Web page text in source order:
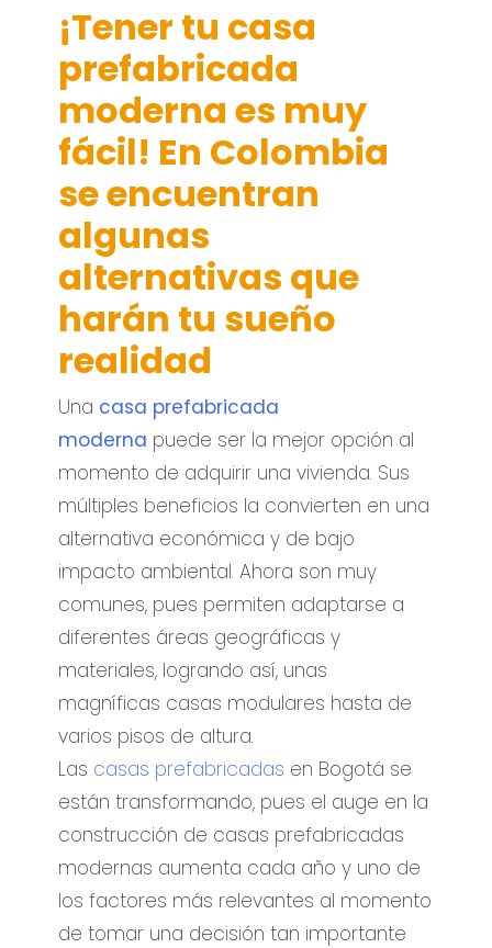
¡Tener tu casa
prefabricada
moderna es muy
fácil! En Colombia
se encuentran
algunas
alternativas que
harán tu sueño
realidad
Una casa prefabricada
moderna puede ser la mejor opción al
momento de adquirir una vivienda. Sus
múltiples beneficios la convierten en una
alternativa económica y de bajo
impacto ambiental. Ahora son muy
comunes, pues permiten adaptarse a
diferentes áreas geográficas y
materiales, logrando así, unas
magníficas casas modulares hasta de
varios pisos de altura.
Las casas prefabricadas en Bogotá se
están transformando, pues el auge en la
construcción de casas prefabricadas
modernas aumenta cada año y uno de
los factores más relevantes al momento
de tomar una decisión tan importante